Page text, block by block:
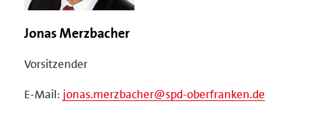
Jonas Merzbacher
Vorsitzender
E-Mail: jonas.merzbacher@spd-oberfranken.de